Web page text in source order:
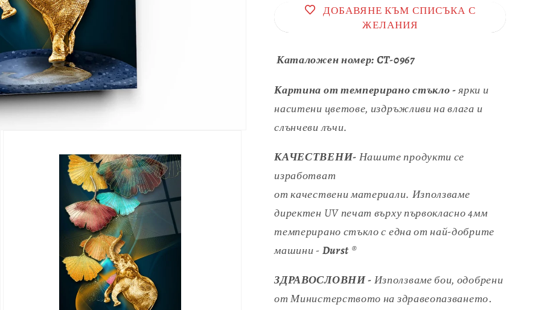
ДОБАВЯНЕ КЪМ СПИСЪКА С
ЖЕЛАНИЯ
Каталожен номер: CT-0967
Картина от темперирано стъкло -ярки и
наситени цветове, издръжливи на влага и
слънчеви лъчи.
КАЧЕСТВЕНИ- Нашите продукти се
изработват
от качествени материали. Използваме
директен UV печат върху първокласно 4мм
темперирано стъкло с една от най-добрите
машини - Durst ®
ЗДРАВОСЛОВНИ - Използваме бои, одобрени
отМинистерството на здравеопазването.